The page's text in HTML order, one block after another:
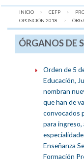
INICIO CEFP
OPOSICIÓN 2018
ÓRGANOS DE
Orden de 5
Educación,
nombran
que han de
convocados
para ingreso,
Enseñanza
Formación